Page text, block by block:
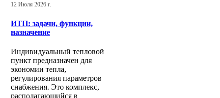
12 Июля 2026 г.
ИТП: задачи, функции,
назначение
Индивидуальный тепловой
пункт предназначен для
экономии тепла,
регулирования параметров
снабжения. Это комплекс,
располагающийся в